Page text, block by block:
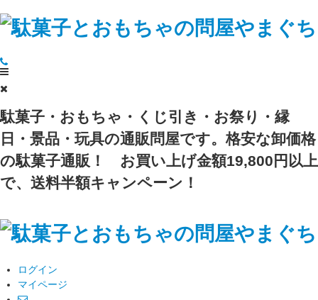
駄菓子・おもちゃ・くじ引き・お祭り・縁
日・景品・玩具の通販問屋です。格安な卸価格
の駄菓子通販！
お買い上げ金額19,800円以上
で、送料半額キャンペーン！
ログイン
マイページ